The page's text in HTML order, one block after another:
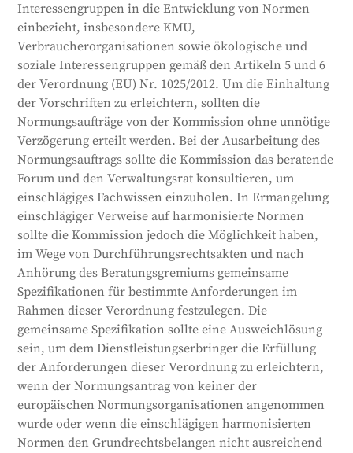
Interessengruppen in die Entwicklung von Normen
einbezieht, insbesondere KMU,
Verbraucherorganisationen sowie ökologische und
soziale Interessengruppen gemäß den Artikeln 5 und 6
der Verordnung (EU) Nr. 1025/2012. Um die Einhaltung
der Vorschriften zu erleichtern, sollten die
Normungsaufträge von der Kommission ohne unnötige
Verzögerung erteilt werden. Bei der Ausarbeitung des
Normungsauftrags sollte die Kommission das beratende
Forum und den Verwaltungsrat konsultieren, um
einschlägiges Fachwissen einzuholen. In Ermangelung
einschlägiger Verweise auf harmonisierte Normen
sollte die Kommission jedoch die Möglichkeit haben,
im Wege von Durchführungsrechtsakten und nach
Anhörung des Beratungsgremiums gemeinsame
Spezifikationen für bestimmte Anforderungen im
Rahmen dieser Verordnung festzulegen. Die
gemeinsame Spezifikation sollte eine Ausweichlösung
sein, um dem Dienstleistungserbringer die Erfüllung
der Anforderungen dieser Verordnung zu erleichtern,
wenn der Normungsantrag von keiner der
europäischen Normungsorganisationen angenommen
wurde oder wenn die einschlägigen harmonisierten
Normen den Grundrechtsbelangen nicht ausreichend